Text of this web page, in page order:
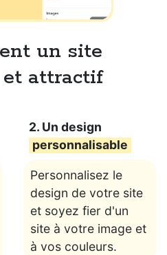
un site
et attractif
2. Un design
personnalisable
Personnalisez le
design de votre site
et soyez fier d'un
site à votre image et
à vos couleurs.